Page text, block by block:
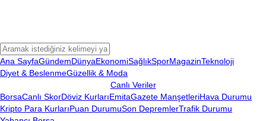
Ana SayfaGündemDünyaEkonomiSağlıkSporMagazinTeknoloji
Diyet & BeslenmeGüzellik & Moda
Canlı Veriler
BorsaCanlı SkorDöviz KurlarıEmitaGazete ManşetleriHava Durumu
Kripto Para KurlarıPuan DurumuSon DepremlerTrafik Durumu